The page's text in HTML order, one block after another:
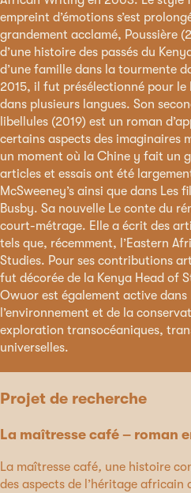
empreint d’émotions s’est
grandement acclamé, Poussière
d’une histoire des passés du
d’une famille dans la tourmente
2015, il fut présélectionné pour
dans plusieurs langues. Son
libellules (2019) est un roman
certains aspects des imaginaires
un moment où la Chine y fait un
articles et essais ont été
McSweeney’s ainsi que dans Les
Busby. Sa nouvelle Le conte du
court-métrage. Elle a écrit des
tels que, récemment, l’Eastern
Studies. Pour ses contributions
fut décorée de la Kenya Head of
Owuor est également active dans
l’environnement et de la
exploration transocéaniques,
universelles.
Projet de recherche
La maîtresse café – roman
La maîtresse café, une histoire
des aspects de l’héritage africain